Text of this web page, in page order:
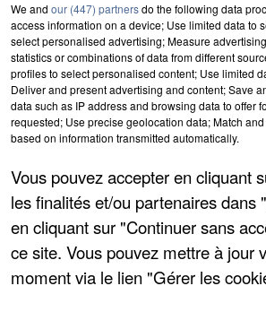
du19 mai 2019 à 9h00
au19 mai 2019 à 19h59
31 rue de l&#039;église
77870
VULAINES SUR SEINE
We and our (447) partnersdo the following data
access information on a device; Use limited data to
select personalised advertising; Measure
statistics or combinations of data from different
profiles to select personalised content; Use limited
Deliver and present advertising and content; Save
data such as IP address and browsing data to offer
requested; Use precise geolocation data; Match
based on information transmitted automatically.
Vous pouvez accepter en cliquant
les finalités et/ou partenaires
en cliquant sur "Continuer sans
ce site. Vous pouvez mettre à jour
moment via le lien "Gérer les